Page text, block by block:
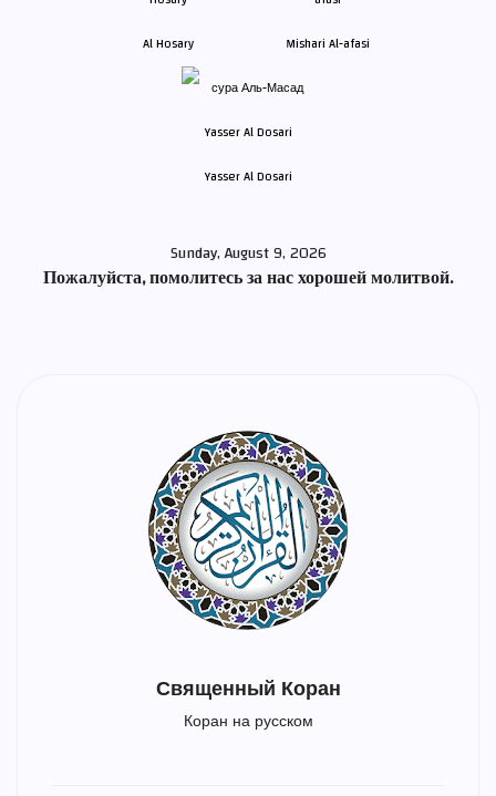
Al Hosary Mishari Al-afasi
Yasser Al Dosari
Sunday, August 9, 2026
Пожалуйста, помолитесь за нас хорошей молитвой.
Священный Коран
Коран на русском